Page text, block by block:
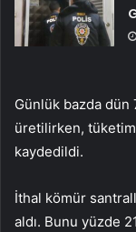
Günlük bazda
üretilirken,
kaydedildi.
İthal kömür
aldı. Bunu yüzde